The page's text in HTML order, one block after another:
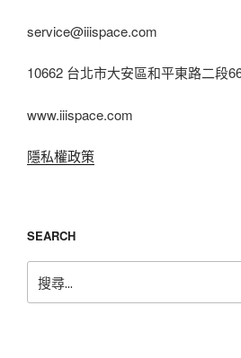
service@iiispace.com
10662 台北市大安區和平東路二段
www.iiispace.com
隱私權政策
SEARCH
尋